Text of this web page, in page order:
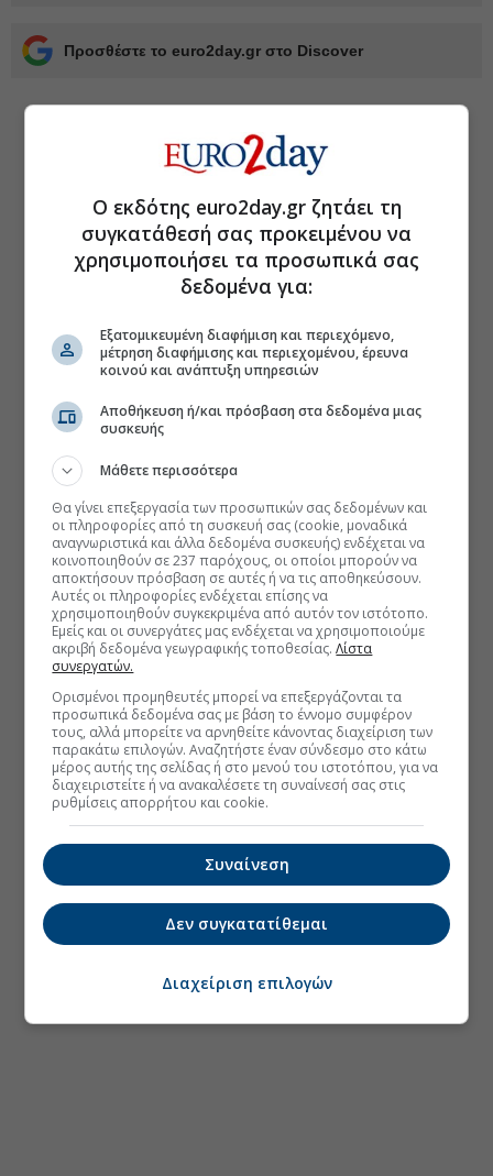
Προσθέστε το euro2day.gr στο Discover
Ο εκδότης euro2day.gr ζητάει τη
συγκατάθεσή σας προκειμένου να
χρησιμοποιήσει τα προσωπικά σας
δεδομένα για:
Εξατομικευμένη διαφήμιση και περιεχόμενο,
μέτρηση διαφήμισης και περιεχομένου, έρευνα
κοινού και ανάπτυξη υπηρεσιών
Αποθήκευση ή/και πρόσβαση στα δεδομένα μιας
συσκευής
Μάθετε περισσότερα
Θα γίνει επεξεργασία των προσωπικών σας δεδομένων και
οι πληροφορίες από τη συσκευή σας (cookie, μοναδικά
αναγνωριστικά και άλλα δεδομένα συσκευής) ενδέχεται να
κοινοποιηθούν σε 237 παρόχους, οι οποίοι μπορούν να
αποκτήσουν πρόσβαση σε αυτές ή να τις αποθηκεύσουν.
Αυτές οι πληροφορίες ενδέχεται επίσης να
χρησιμοποιηθούν συγκεκριμένα από αυτόν τον ιστότοπο.
Εμείς και οι συνεργάτες μας ενδέχεται να χρησιμοποιούμε
ακριβή δεδομένα γεωγραφικής τοποθεσίας.Λίστα
συνεργατών.
Ορισμένοι προμηθευτές μπορεί να επεξεργάζονται τα
προσωπικά δεδομένα σας με βάση το έννομο συμφέρον
τους, αλλά μπορείτε να αρνηθείτε κάνοντας διαχείριση των
παρακάτω επιλογών. Αναζητήστε έναν σύνδεσμο στο κάτω
μέρος αυτής της σελίδας ή στο μενού του ιστοτόπου, για να
διαχειριστείτε ή να ανακαλέσετε τη συναίνεσή σας στις
ρυθμίσεις απορρήτου και cookie.
Συναίνεση
Δεν συγκατατίθεμαι
Διαχείριση επιλογών